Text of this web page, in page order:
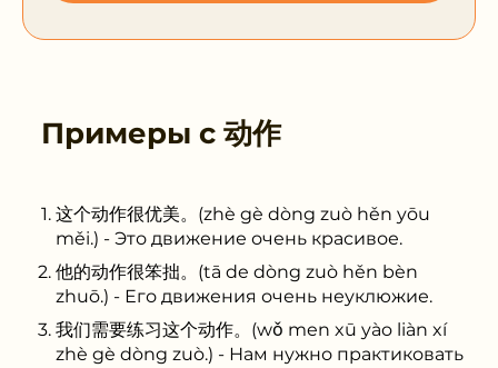
Примеры с 动作
这个动作很优美。(zhè gè dòng zuò hěn yōu
měi.) - Это движение очень красивое.
他的动作很笨拙。(tā de dòng zuò hěn bèn
zhuō.) - Его движения очень неуклюжие.
我们需要练习这个动作。(wǒ men xū yào liàn xí
zhè gè dòng zuò.) - Нам нужно практиковать